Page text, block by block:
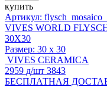
купить
Артикул:
VIVES WORLD
30X30
Размер: 30 x 30
VIVES CERAMICA
2959 д/шт 3843
БЕСПЛАТНАЯ